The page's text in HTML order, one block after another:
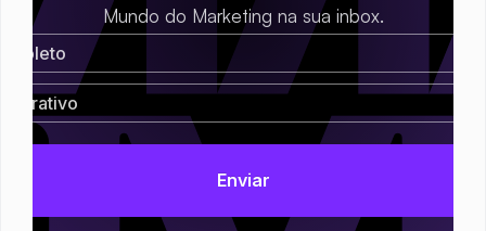
Mundo do Marketing na sua inbox.